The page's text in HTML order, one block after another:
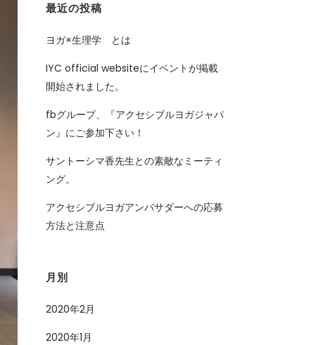
最近の投稿
ヨガ×生理学 とは
IYC official websiteにイベントが掲載
開始されました。
fbグループ、『アクセシブルヨガジャパ
ン』にご参加下さい！
サントーシマ香先生との素敵なミーティ
ング。
アクセシブルヨガアンバサダーへの応募
方法と注意点
月別
2020年2月
2020年1月